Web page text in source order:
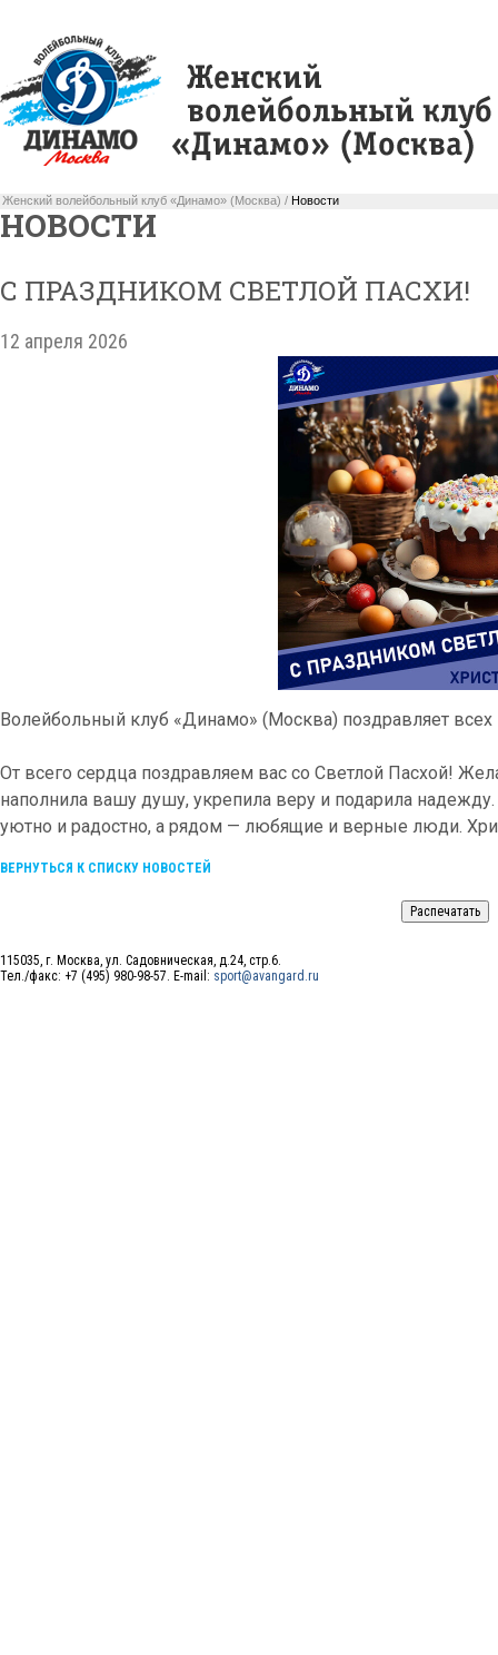
Женский волейбольный клуб «Динамо» (Москва) / Новости
НОВОСТИ
С ПРАЗДНИКОМ СВЕТЛОЙ ПАСХИ!
12 апреля 2026
Волейбольный клуб «Динамо» (Москва) поздравляет всех
От всего сердца поздравляем вас со Светлой Пасхой!
наполнила вашу душу, укрепила веру и подарила
уютно и радостно, а рядом — любящие и верные люди.
ВЕРНУТЬСЯ К СПИСКУ НОВОСТЕЙ
115035, г. Москва, ул. Садовническая, д.24, стр.6.
Тел./факс: +7 (495) 980-98-57. E-mail: sport@avangard.ru